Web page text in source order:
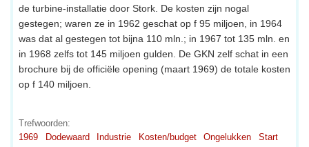
de turbine-installatie door Stork. De kosten zijn nogal
gestegen; waren ze in 1962 geschat op f 95 miljoen, in 1964
was dat al gestegen tot bijna 110 mln.; in 1967 tot 135 mln. en
in 1968 zelfs tot 145 miljoen gulden. De GKN zelf schat in een
brochure bij de officiële opening (maart 1969) de totale kosten
op f 140 miljoen.
Trefwoorden:
1969
Dodewaard Industrie Kosten/budget Ongelukken Start